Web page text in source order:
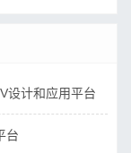
设计和应用平台
台